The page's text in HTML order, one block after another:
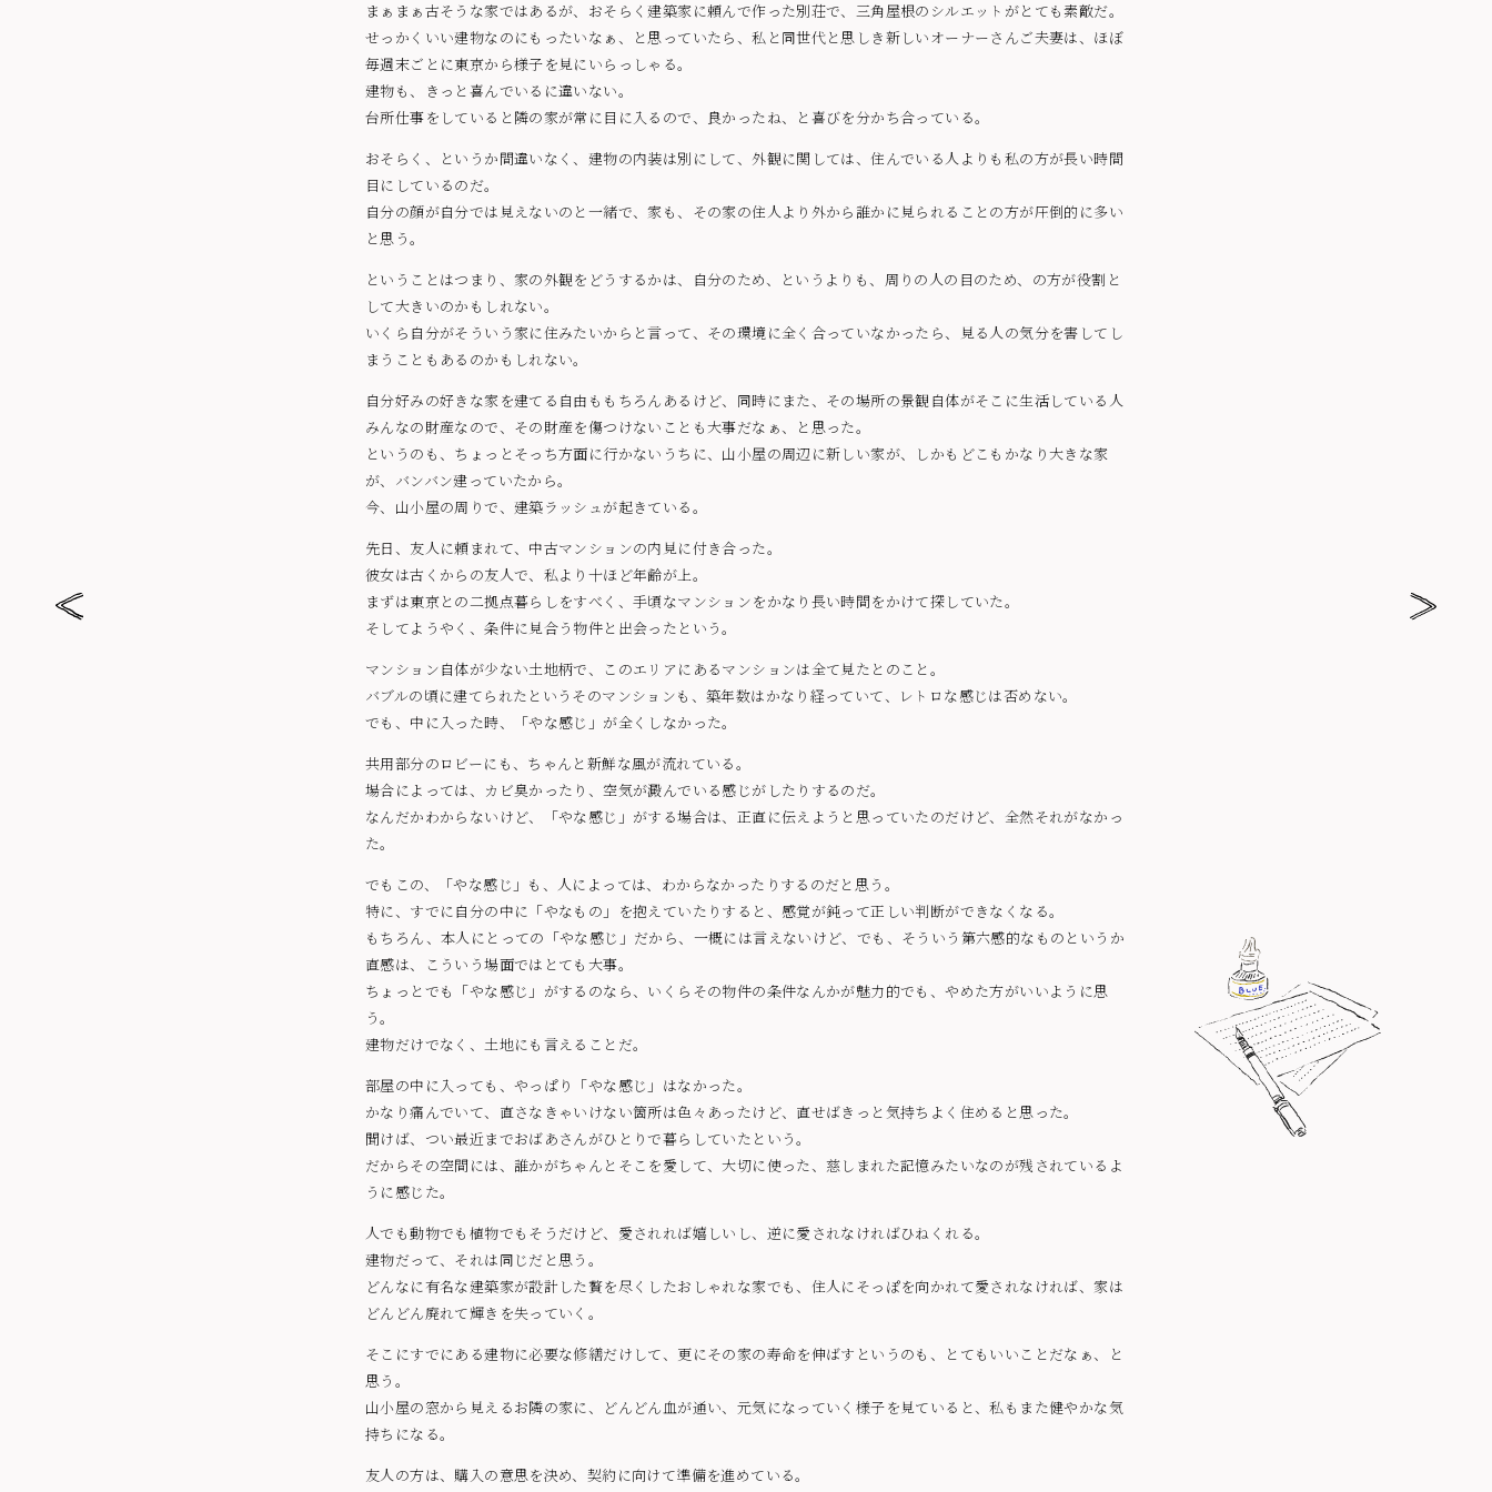
まぁまぁ古そうな家ではあるが、おそらく建築家に頼んで作った別荘で、三角屋根のシルエットがとても素敵だ。
せっかくいい建物なのにもったいなぁ、と思っていたら、私と同世代と思しき新しいオーナーさんご夫妻は、ほぼ
毎週末ごとに東京から様子を見にいらっしゃる。
建物も、きっと喜んでいるに違いない。
台所仕事をしていると隣の家が常に目に入るので、良かったね、と喜びを分かち合っている。
おそらく、というか間違いなく、建物の内装は別にして、外観に関しては、住んでいる人よりも私の方が長い時間
目にしているのだ。
自分の顔が自分では見えないのと一緒で、家も、その家の住人より外から誰かに見られることの方が圧倒的に多い
と思う。
ということはつまり、家の外観をどうするかは、自分のため、というよりも、周りの人の目のため、の方が役割と
して大きいのかもしれない。
いくら自分がそういう家に住みたいからと言って、その環境に全く合っていなかったら、見る人の気分を害してし
まうこともあるのかもしれない。
自分好みの好きな家を建てる自由ももちろんあるけど、同時にまた、その場所の景観自体がそこに生活している人
みんなの財産なので、その財産を傷つけないことも大事だなぁ、と思った。
というのも、ちょっとそっち方面に行かないうちに、山小屋の周辺に新しい家が、しかもどこもかなり大きな家
が、バンバン建っていたから。
今、山小屋の周りで、建築ラッシュが起きている。
先日、友人に頼まれて、中古マンションの内見に付き合った。
彼女は古くからの友人で、私より十ほど年齢が上。
まずは東京との二拠点暮らしをすべく、手頃なマンションをかなり長い時間をかけて探していた。
そしてようやく、条件に見合う物件と出会ったという。
マンション自体が少ない土地柄で、このエリアにあるマンションは全て見たとのこと。
バブルの頃に建てられたというそのマンションも、築年数はかなり経っていて、レトロな感じは否めない。
でも、中に入った時、「やな感じ」が全くしなかった。
共用部分のロビーにも、ちゃんと新鮮な風が流れている。
場合によっては、カビ臭かったり、空気が澱んでいる感じがしたりするのだ。
なんだかわからないけど、「やな感じ」がする場合は、正直に伝えようと思っていたのだけど、全然それがなかっ
た。
でもこの、「やな感じ」も、人によっては、わからなかったりするのだと思う。
特に、すでに自分の中に「やなもの」を抱えていたりすると、感覚が鈍って正しい判断ができなくなる。
もちろん、本人にとっての「やな感じ」だから、一概には言えないけど、でも、そういう第六感的なものというか
直感は、こういう場面ではとても大事。
ちょっとでも「やな感じ」がするのなら、いくらその物件の条件なんかが魅力的でも、やめた方がいいように思
う。
建物だけでなく、土地にも言えることだ。
部屋の中に入っても、やっぱり「やな感じ」はなかった。
かなり痛んでいて、直さなきゃいけない箇所は色々あったけど、直せばきっと気持ちよく住めると思った。
聞けば、つい最近までおばあさんがひとりで暮らしていたという。
だからその空間には、誰かがちゃんとそこを愛して、大切に使った、慈しまれた記憶みたいなのが残されているよ
うに感じた。
人でも動物でも植物でもそうだけど、愛されれば嬉しいし、逆に愛されなければひねくれる。
建物だって、それは同じだと思う。
どんなに有名な建築家が設計した贅を尽くしたおしゃれな家でも、住人にそっぽを向かれて愛されなければ、家は
どんどん廃れて輝きを失っていく。
そこにすでにある建物に必要な修繕だけして、更にその家の寿命を伸ばすというのも、とてもいいことだなぁ、と
思う。
山小屋の窓から見えるお隣の家に、どんどん血が通い、元気になっていく様子を見ていると、私もまた健やかな気
持ちになる。
友人の方は、購入の意思を決め、契約に向けて準備を進めている。